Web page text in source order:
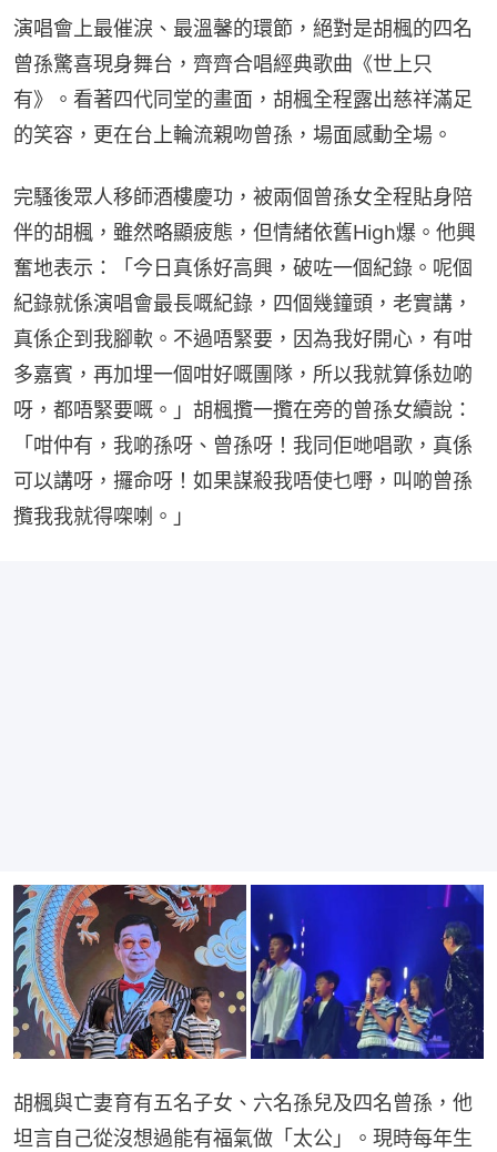
演唱會上最催淚、最溫馨的環節，絕對是胡楓的四名
曾孫驚喜現身舞台，齊齊合唱經典歌曲《世上只
有》。看著四代同堂的畫面，胡楓全程露出慈祥滿足
的笑容，更在台上輪流親吻曾孫，場面感動全場。
完騷後眾人移師酒樓慶功，被兩個曾孫女全程貼身陪
伴的胡楓，雖然略顯疲態，但情緒依舊High爆。他興
奮地表示：「今日真係好高興，破咗一個紀錄。呢個
紀錄就係演唱會最長嘅紀錄，四個幾鐘頭，老實講，
真係企到我腳軟。不過唔緊要，因為我好開心，有咁
多嘉賓，再加埋一個咁好嘅團隊，所以我就算係攰啲
呀，都唔緊要嘅。」胡楓攬一攬在旁的曾孫女續說：
「咁仲有，我啲孫呀、曾孫呀！我同佢哋唱歌，真係
可以講呀，攞命呀！如果謀殺我唔使乜嘢，叫啲曾孫
攬我我就得㗎喇。」
胡楓與亡妻育有五名子女、六名孫兒及四名曾孫，他
坦言自己從沒想過能有福氣做「太公」。現時每年生